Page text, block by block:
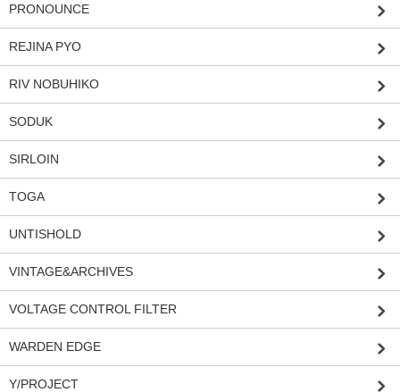
PRONOUNCE
REJINA PYO
RIV NOBUHIKO
SODUK
SIRLOIN
TOGA
UNTISHOLD
VINTAGE&ARCHIVES
VOLTAGE CONTROL FILTER
WARDEN EDGE
Y/PROJECT